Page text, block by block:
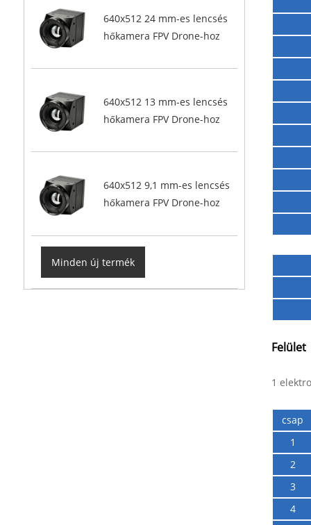
640x512 24 mm-es lencsés
hőkamera FPV Drone-hoz
640x512 13 mm-es lencsés
hőkamera FPV Drone-hoz
640x512 9,1 mm-es lencsés
hőkamera FPV Drone-hoz
Minden új termék
Felület
1
csap
1
2
3
4